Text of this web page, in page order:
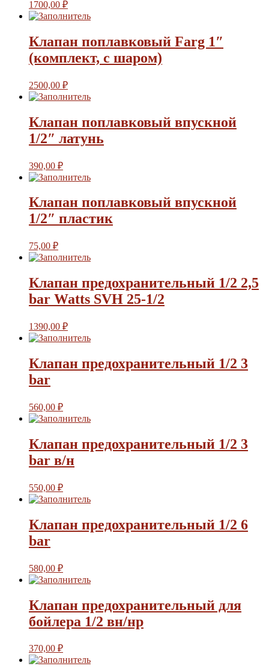
1700,00 ₽
Клапан поплавковый Farg 1″
(комплект, с шаром)
2500,00 ₽
Клапан поплавковый впускной
1/2″ латунь
390,00 ₽
Клапан поплавковый впускной
1/2″ пластик
75,00 ₽
Клапан предохранительный 1/2 2,5
bar Watts SVH 25-1/2
1390,00 ₽
Клапан предохранительный 1/2 3
bar
560,00 ₽
Клапан предохранительный 1/2 3
bar в/н
550,00 ₽
Клапан предохранительный 1/2 6
bar
580,00 ₽
Клапан предохранительный для
бойлера 1/2 вн/нр
370,00 ₽